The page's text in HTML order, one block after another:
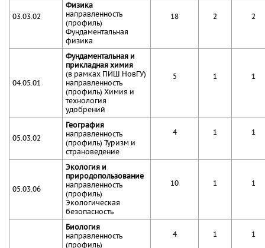
03.03.02
Физика
направленность
(профиль)
Фундаментальная
физика
18 2 2
04.05.01
Фундаментальная и
прикладная химия
(в рамках ПИШ НовГУ)
направленность
(профиль) Химия и
технология
удобрений
5 1 1
05.03.02
География
направленность
(профиль) Туризм и
страноведение
4 1 1
05.03.06
Экология и
природопользование
направленность
(профиль)
Экологическая
безопасность
10 1 1
Биология
направленность
(профиль)
4 1 1